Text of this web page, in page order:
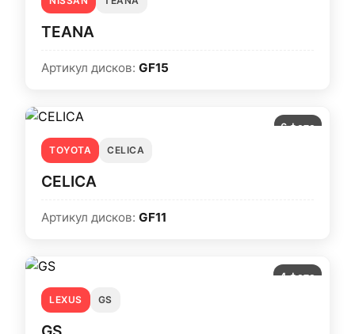
TEANA
Артикул дисков: GF15
6 фото
TOYOTA
CELICA
CELICA
Артикул дисков: GF11
4 фото
LEXUS
GS